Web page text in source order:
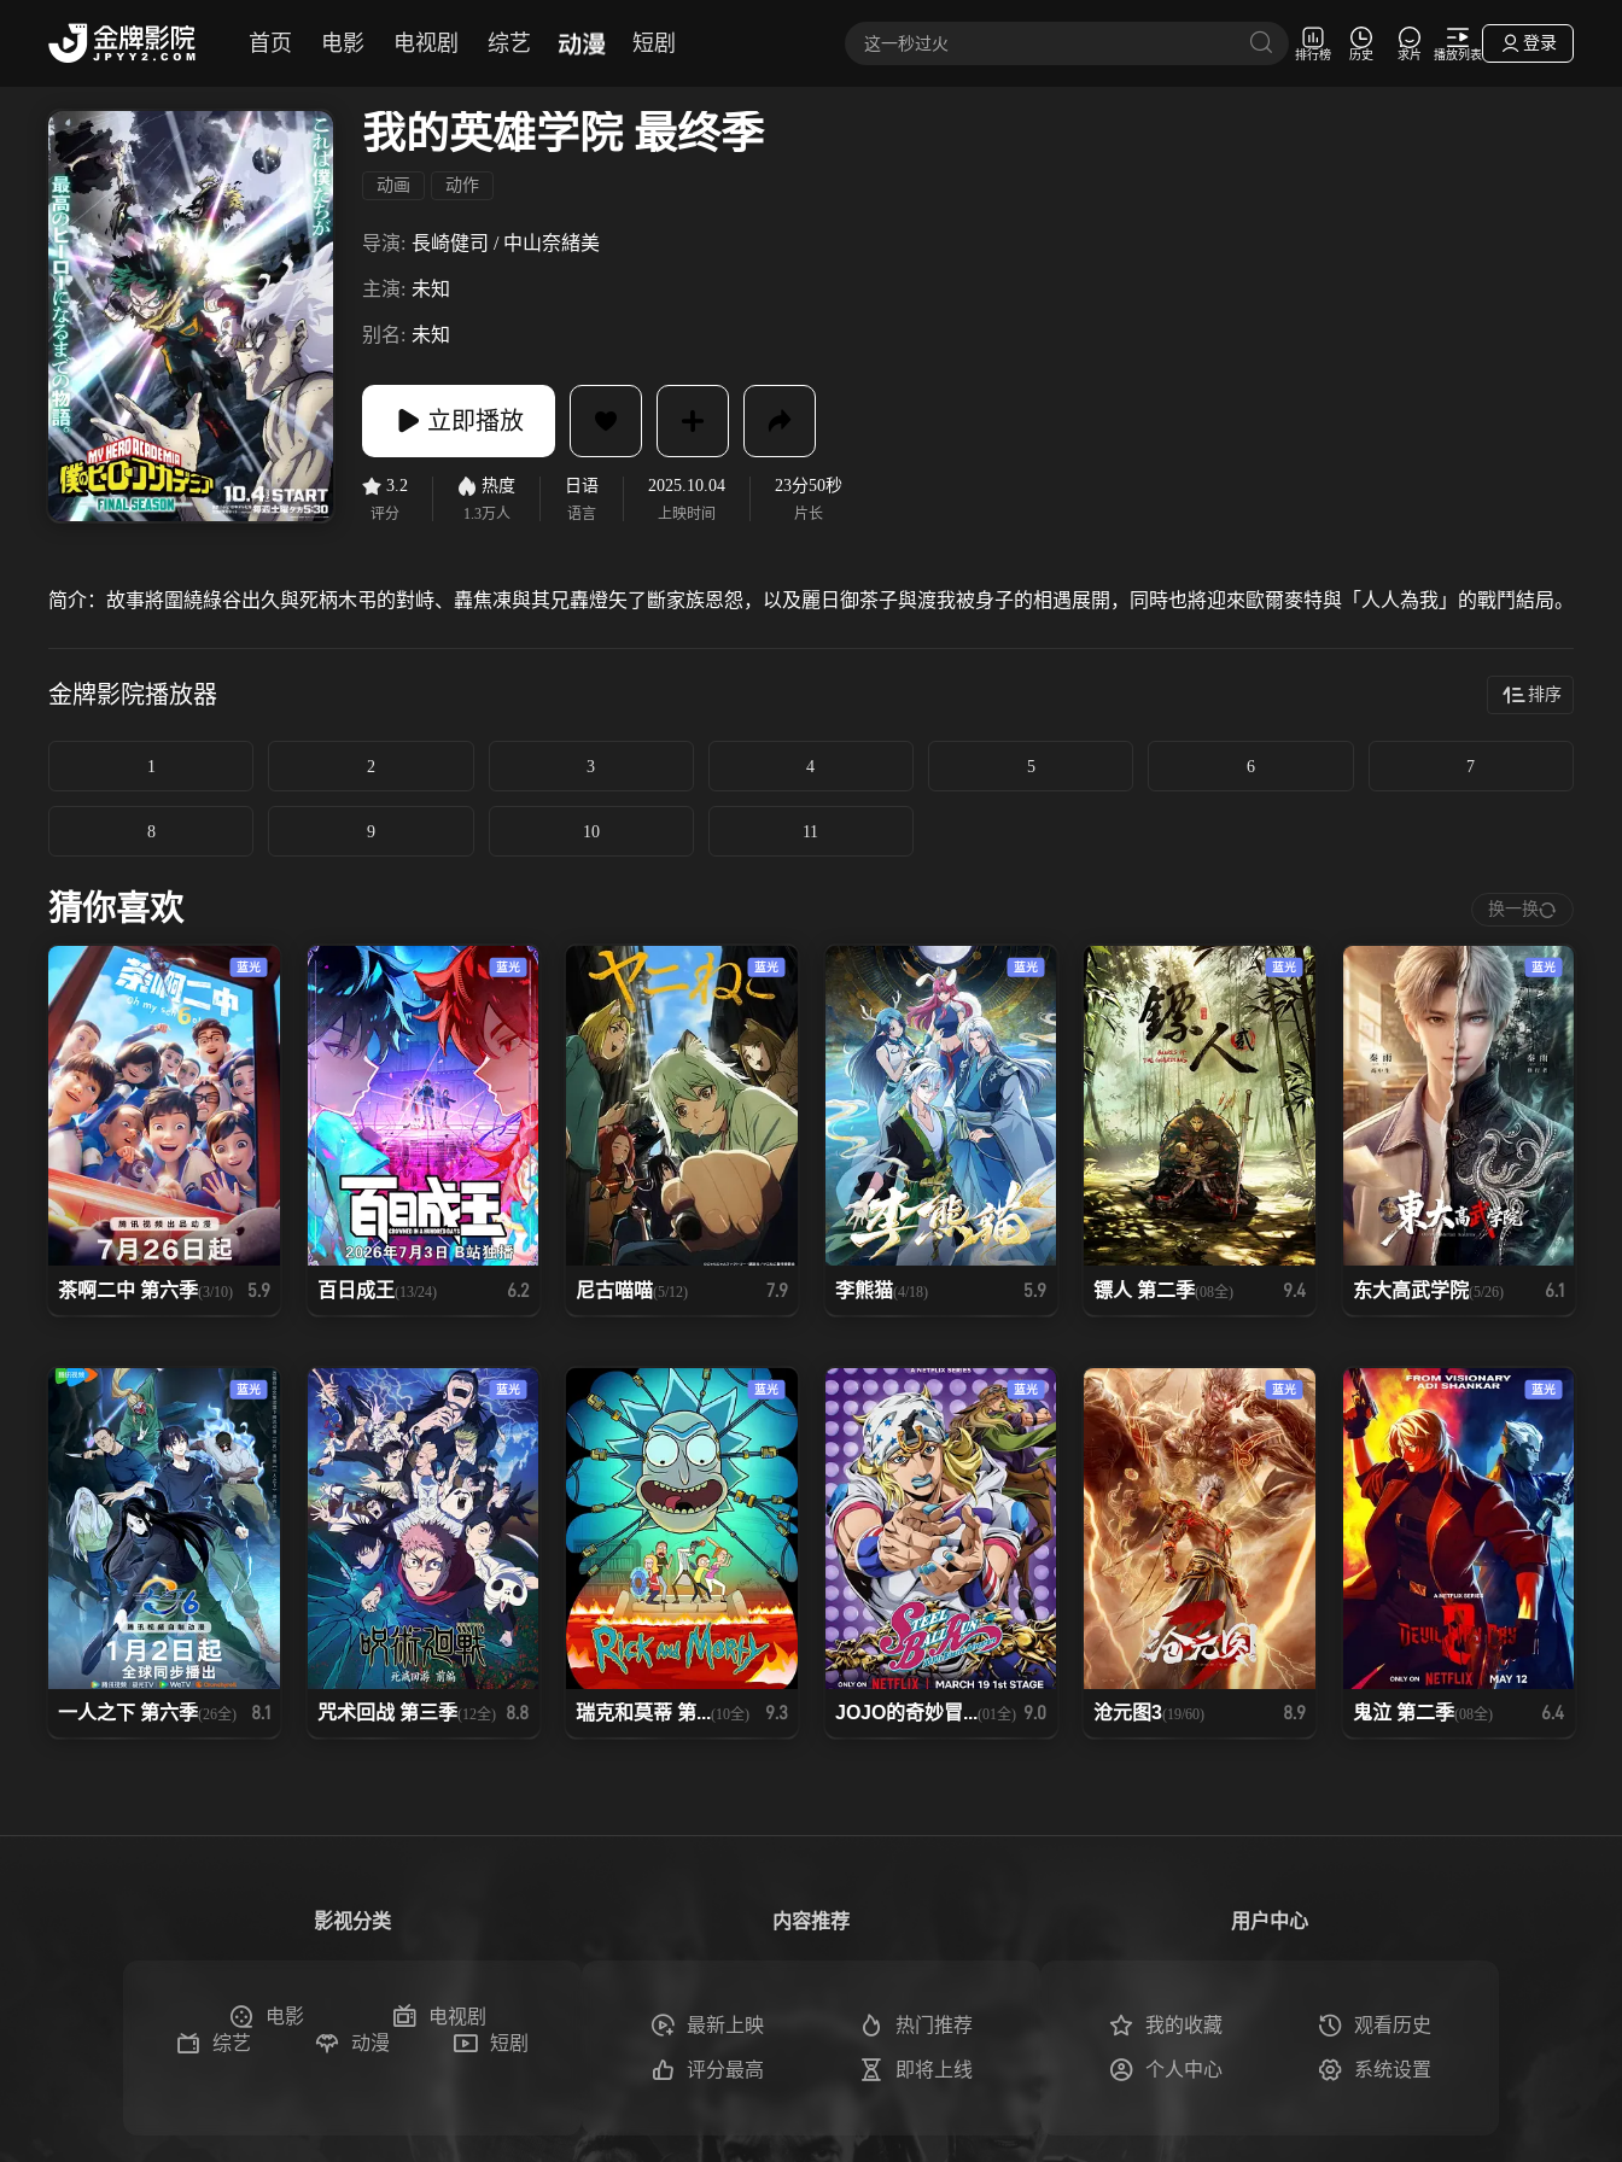
首页 电影 电视剧 综艺 动漫 短剧 排行榜 历史 求片 播放列表
登录
我的英雄学院 最终季
动画 动作
导演: 長崎健司 / 中山奈緒美
主演: 未知
别名: 未知
立即播放
3.2
评分
热度
1.3万人
日语
语言
2025.10.04
上映时间
23分50秒
片长
简介： 故事將圍繞綠谷出久與死柄木弔的對峙、轟焦凍與其兄轟燈矢了斷家族恩怨，以及麗日御茶子與渡我被身子的相遇展開，同時也將迎來歐爾麥特與「人人為我」的戰鬥結局。
金牌影院播放器 排序
1 2 3 4 5 6 7
8 9 10 11
猜你喜欢 换一换
蓝光
茶啊二中 第六季(3/10) 5.9
蓝光
百日成王(13/24) 6.2
蓝光
尼古喵喵(5/12) 7.9
蓝光
李熊猫(4/18) 5.9
蓝光
镖人 第二季(08全) 9.4
蓝光
东大高武学院(5/26) 6.1
蓝光
一人之下 第六季(26全) 8.1
蓝光
咒术回战 第三季(12全) 8.8
蓝光
瑞克和莫蒂 第...(10全) 9.3
蓝光
JOJO的奇妙冒...(01全) 9.0
蓝光
沧元图3(19/60) 8.9
蓝光
鬼泣 第二季(08全) 6.4
影视分类
电影
电视剧
综艺
动漫 短剧
内容推荐
最新上映 热门推荐
评分最高 即将上线
用户中心
我的收藏 观看历史
个人中心 系统设置